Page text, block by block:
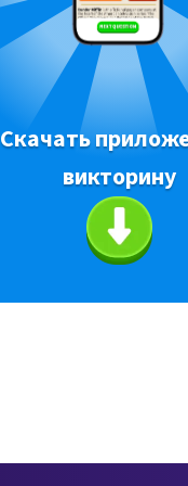
Скачать
викторину